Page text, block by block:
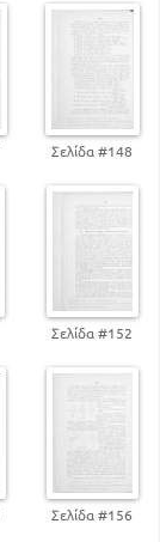
Σελίδα #148
Σελίδα #152
Σελίδα #156